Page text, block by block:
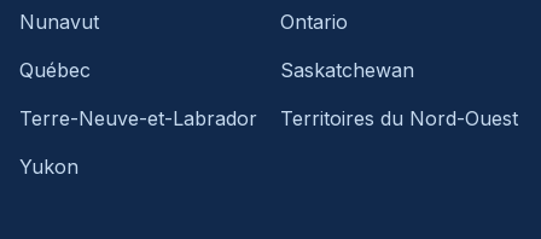
Nunavut
Ontario
Québec
Saskatchewan
Terre-Neuve-et-Labrador
Territoires du Nord-Ouest
Yukon